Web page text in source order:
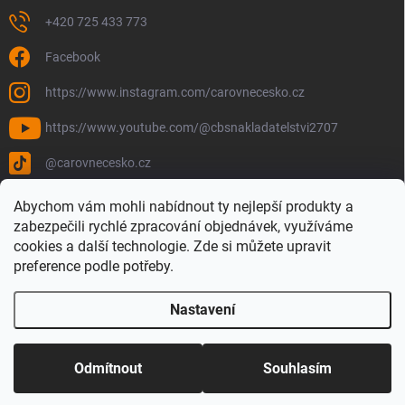
Abychom vám mohli nabídnout ty nejlepší produkty a
zabezpečili rychlé zpracování objednávek, využíváme
cookies a další technologie. Zde si můžete upravit
preference podle potřeby.
Nastavení
Odmítnout Souhlasím
+420 725 433 773
Facebook
https://www.instagram.com/carovnecesko.cz
https://www.youtube.com/@cbsnakladatelstvi2707
@carovnecesko.cz
Vytvořil Shoptet
Copyright 2026Čarovné Česko - Knihy, Mapy a Mapová móda. Všechna
práva vyhrazena.
Upravit nastavení cookies